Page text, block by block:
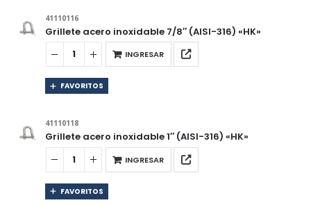
41110116
Grillete acero inoxidable 7/8″ (AISI-316) «HK»
INGRESAR
FAVORITOS
41110118
Grillete acero inoxidable 1″ (AISI-316) «HK»
INGRESAR
FAVORITOS